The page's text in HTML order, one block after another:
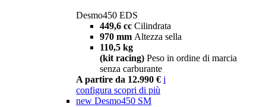
Desmo450 EDS
449,6 cc Cilindrata
970 mm Altezza sella
110,5 kg
(kit racing) Peso in ordine di marcia
senza carburante
A partire da 12.990 € i
configura scopri di più
new Desmo450 SM